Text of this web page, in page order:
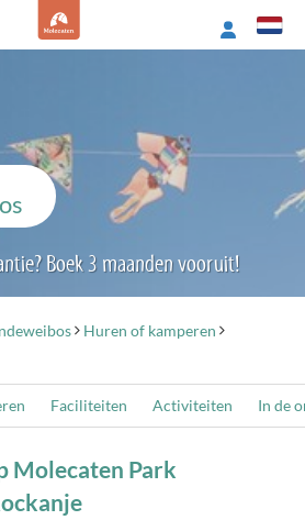
Boek 3 maanden vooruit!
Huren of kamperen
Faciliteiten Activiteiten In de
Molecaten Park